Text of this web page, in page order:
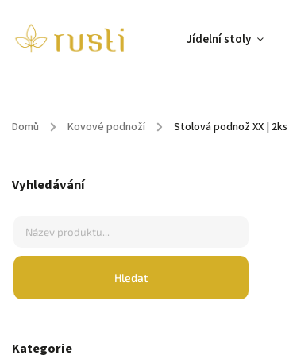
Jídelní stoly
Domů / Kovové podnoží / Stolová podnož XX | 2ks
Vyhledávání
Hledat
Kategorie